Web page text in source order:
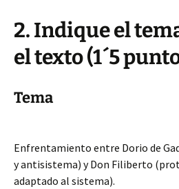
2. Indique el
el texto (1´5
Tema
Enfrentamiento entre Dorio de
y antisistema) y Don Filiberto
adaptado al sistema).